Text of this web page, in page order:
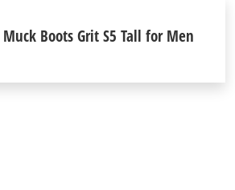
Boots Grit S5 Tall for Men